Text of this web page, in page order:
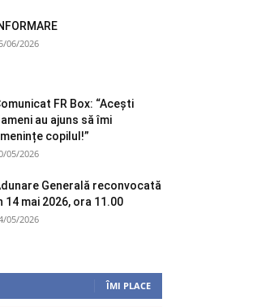
06/2026
FR Box: “Acești
au ajuns să îmi
copilul!”
05/2026
Generală reconvocată
14 mai 2026, ora 11.00
05/2026
ÎMI PLACE